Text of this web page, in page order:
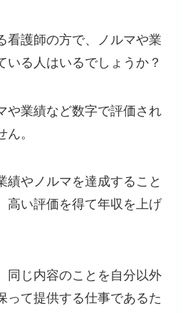
看護師の方で、ノルマや業
いる人はいるでしょうか？
や業績など数字で評価され
。
績やノルマを達成すること
高い評価を得て年収を上げ
同じ内容のことを自分以外
って提供する仕事であるた